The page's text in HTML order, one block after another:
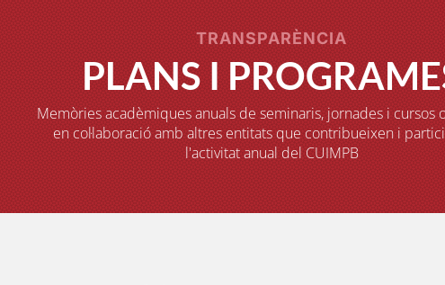
TRANSPARÈNCIA
PLANS I
Memòries acadèmiques anuals de seminaris, jornades i cursos
en col·laboració amb altres entitats que contribueixen i
l'activitat anual del CUIMPB